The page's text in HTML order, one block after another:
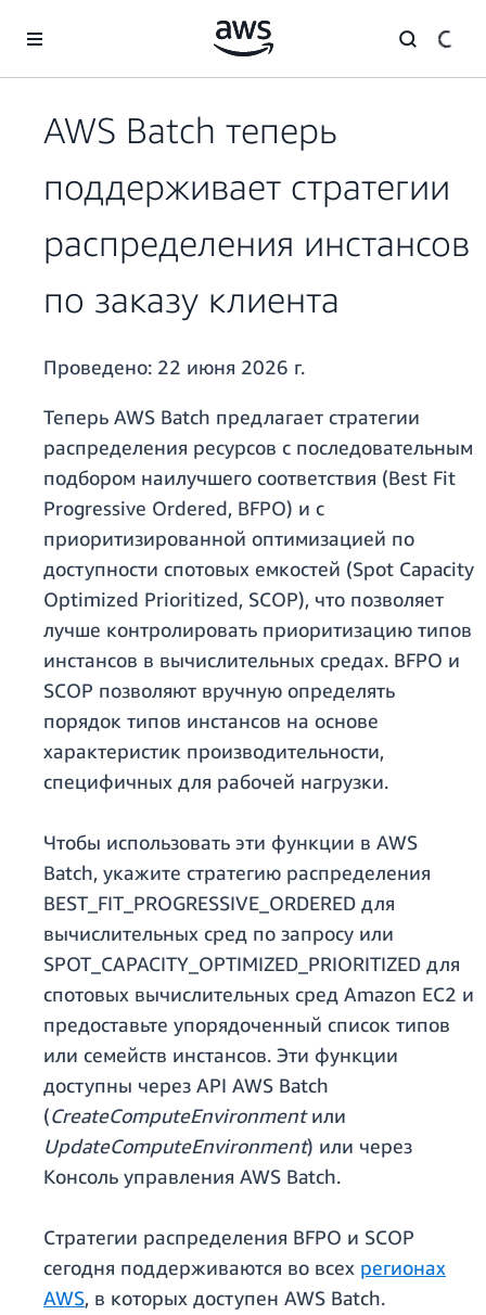
Перейти к главному контенту
AWS Batch теперь
поддерживает стратегии
распределения инстансов
по заказу клиента
Проведено: 22 июня 2026 г.
Теперь AWS Batch предлагает стратегии
распределения ресурсов с последовательным
подбором наилучшего соответствия (Best Fit
Progressive Ordered, BFPO) и c
приоритизированной оптимизацией по
доступности спотовых емкостей (Spot Capacity
Optimized Prioritized, SCOP), что позволяет
лучше контролировать приоритизацию типов
инстансов в вычислительных средах. BFPO и
SCOP позволяют вручную определять
порядок типов инстансов на основе
характеристик производительности,
специфичных для рабочей нагрузки.
Чтобы использовать эти функции в AWS
Batch, укажите стратегию распределения
BEST_FIT_PROGRESSIVE_ORDERED для
вычислительных сред по запросу или
SPOT_CAPACITY_OPTIMIZED_PRIORITIZED для
спотовых вычислительных сред Amazon EC2 и
предоставьте упорядоченный список типов
или семейств инстансов. Эти функции
доступны через API AWS Batch
(CreateComputeEnvironmentили
UpdateComputeEnvironment) или через
Консоль управления AWS Batch.
Стратегии распределения BFPO и SCOP
сегодня поддерживаются во всех регионах
AWS, в которых доступен AWS Batch.